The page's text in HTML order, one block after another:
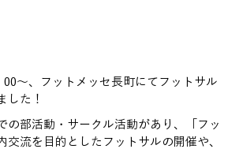
00～、フットメッセ長町にてフットサル
した！
部活動・サークル活動があり、「フッ
交流を目的としたフットサルの開催や、